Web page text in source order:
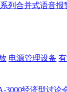
列合并式语音报
电源管理设备
3000经济型讨论